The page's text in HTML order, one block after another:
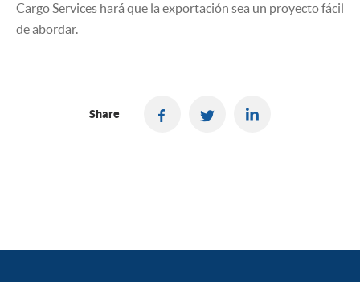
Cargo Services hará que la exportación sea un proyecto fácil
de abordar.
Share